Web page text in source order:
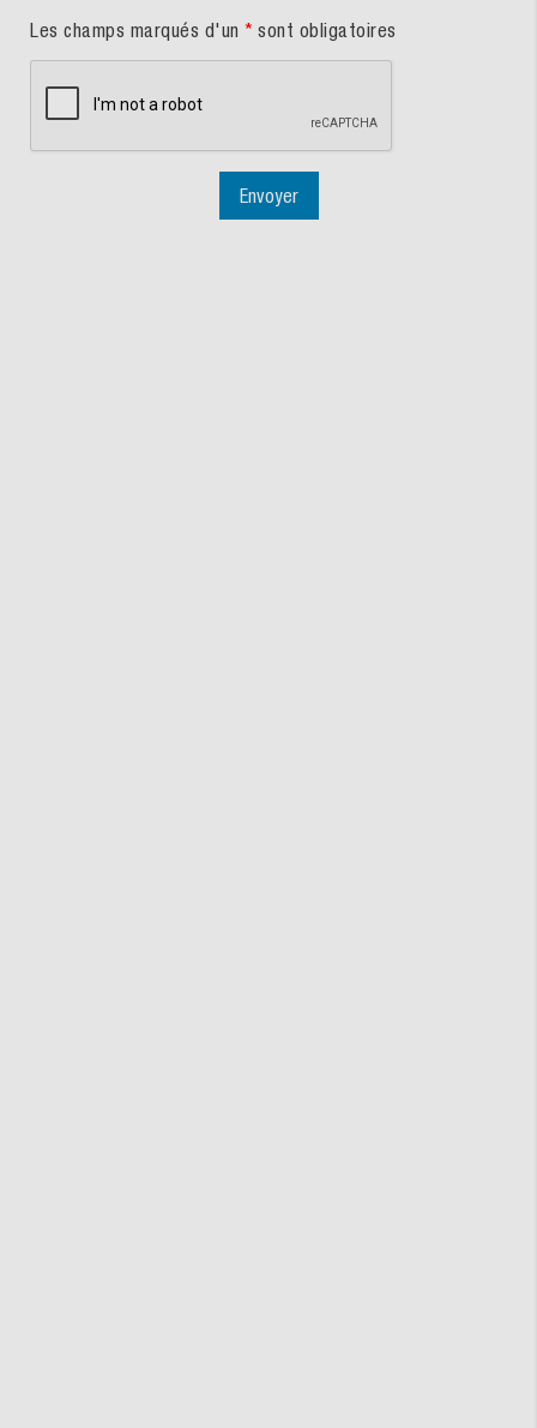
Les champs marqués d'un * sont obligatoires
Envoyer